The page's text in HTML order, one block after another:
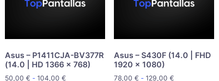
Asus – P1411CJA-BV377R
(14.0 | HD 1366 x 768)
50,00 € - 104,00 €
Asus – S430F (14.0 | FHD
1920 x 1080)
78,00 € - 129,00 €